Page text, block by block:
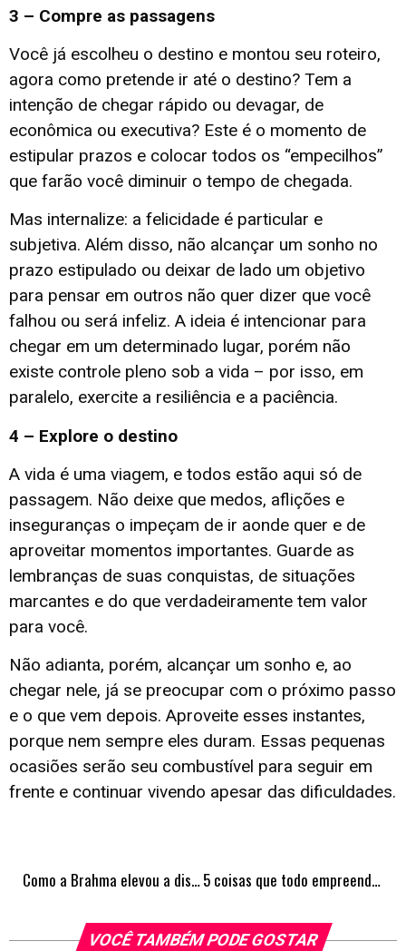
3 – Compre as passagens
Você já escolheu o destino e montou seu roteiro,
agora como pretende ir até o destino? Tem a
intenção de chegar rápido ou devagar, de
econômica ou executiva? Este é o momento de
estipular prazos e colocar todos os “empecilhos”
que farão você diminuir o tempo de chegada.
Mas internalize: a felicidade é particular e
subjetiva. Além disso, não alcançar um sonho no
prazo estipulado ou deixar de lado um objetivo
para pensar em outros não quer dizer que você
falhou ou será infeliz. A ideia é intencionar para
chegar em um determinado lugar, porém não
existe controle pleno sob a vida – por isso, em
paralelo, exercite a resiliência e a paciência.
4 – Explore o destino
A vida é uma viagem, e todos estão aqui só de
passagem. Não deixe que medos, aflições e
inseguranças o impeçam de ir aonde quer e de
aproveitar momentos importantes. Guarde as
lembranças de suas conquistas, de situações
marcantes e do que verdadeiramente tem valor
para você.
Não adianta, porém, alcançar um sonho e, ao
chegar nele, já se preocupar com o próximo passo
e o que vem depois. Aproveite esses instantes,
porque nem sempre eles duram. Essas pequenas
ocasiões serão seu combustível para seguir em
frente e continuar vivendo apesar das dificuldades.
Como a Brahma elevou a discussão sobre camisas de time para o mundo da moda 5 coisas que todo empreendedor precisa saber antes de abrir uma empresa
VOCÊ TAMBÉM PODE GOSTAR